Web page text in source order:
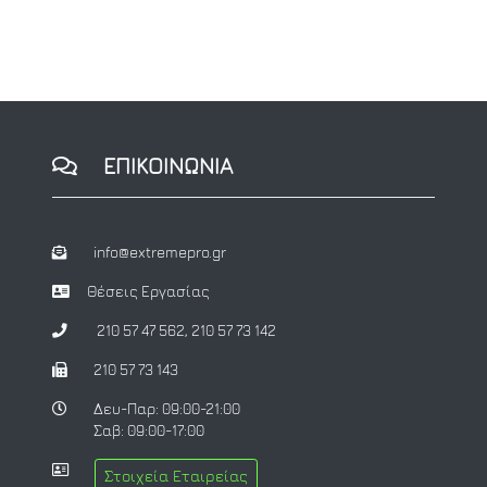
ΕΠΙΚΟΙΝΩΝΙΑ
info@extremepro.gr
Θέσεις Εργασίας
210 57 47 562, 210 57 73 142
210 57 73 143
Δευ-Παρ: 09:00-21:00
Σαβ: 09:00-17:00
Στοιχεία Εταιρείας